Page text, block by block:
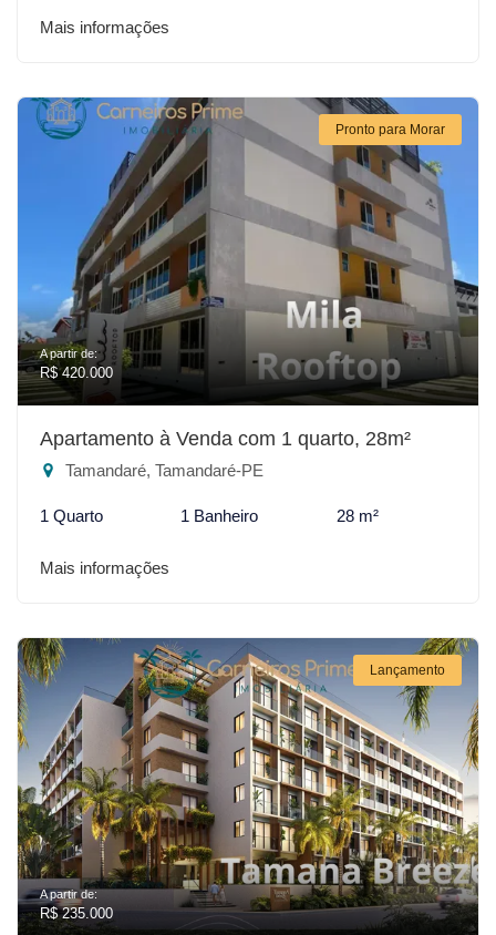
Mais informações
Pronto para Morar
A partir de:
R$ 420.000
Apartamento à Venda com 1 quarto, 28m²
Tamandaré, Tamandaré-PE
1 Quarto 1 Banheiro 28 m²
Mais informações
Lançamento
A partir de:
R$ 235.000